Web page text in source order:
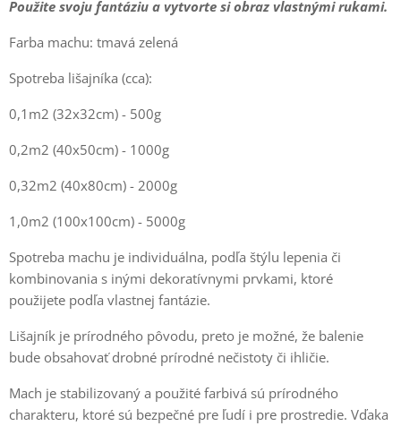
Použite svoju fantáziu a vytvorte si obraz vlastnými rukami.
Farba machu: tmavá zelená
Spotreba lišajníka (cca):
0,1m2 (32x32cm) - 500g
0,2m2 (40x50cm) - 1000g
0,32m2 (40x80cm) - 2000g
1,0m2 (100x100cm) - 5000g
Spotreba machu je individuálna, podľa štýlu lepenia či
kombinovania s inými dekoratívnymi prvkami, ktoré
použijete podľa vlastnej fantázie.
Lišajník je prírodného pôvodu, preto je možné, že balenie
bude obsahovať drobné prírodné nečistoty či ihličie.
Mach je stabilizovaný a použité farbivá sú prírodného
charakteru, ktoré sú bezpečné pre ľudí i pre prostredie. Vďaka